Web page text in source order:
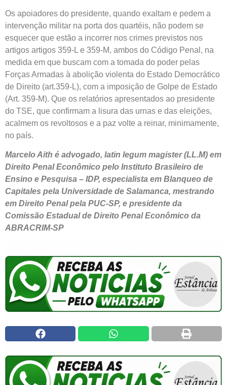
Os apoiadores do presidente, quando exaltam e pedem a
intervenção militar na porta dos quartéis, não podem se
esquecer que estão a incorrer nos crimes previstos nos
artigos artigos 359-L e 359-M, ambos do Código Penal, na
medida em que buscam com a tomada do poder pelas
Forças Armadas à abolição violenta do Estado Democrático
de Direito (art.359-L), com a imposição de Golpe de Estado
(Art. 359-M). Que os relatórios apresentados ao presidente
do TSE, que confirmam a lisura das urnas e das eleições,
acalmem os revoltosos e a paz volte a reinar, minimamente,
no país.
Marcelo Aith é advogado, latin legum magister (LL.M) em
Direito Penal Econômico pelo Instituto Brasileiro de
Ensino e Pesquisa – IDP, especialista em Blanqueo de
Capitales pela Universidade de Salamanca, mestrando
em Direito Penal pela PUC-SP, e presidente da
Comissão Estadual de Direito Penal Econômico da
ABRACRIM-SP